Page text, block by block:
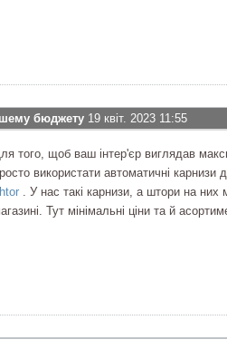
бюджету 19 квіт. 2023 11:55
того, щоб ваш інтер'єр виглядав
використати автоматичні
. У нас такі карнизи, а штори на них
Тут мінімальні ціни та й